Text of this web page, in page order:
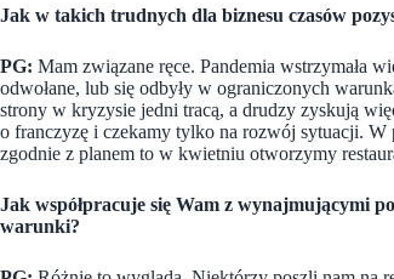
Jak w takich trudnych dla biznesu czasów
PG: Mam związane ręce. Pandemia wstrzymała
odwołane, lub się odbyły w ograniczonych
strony w kryzysie jedni tracą, a drudzy zyskują
o franczyzę i czekamy tylko na rozwój sytuacji.
zgodnie z planem to w kwietniu otworzymy
Jak współpracuje się Wam z wynajmującymi
warunki?